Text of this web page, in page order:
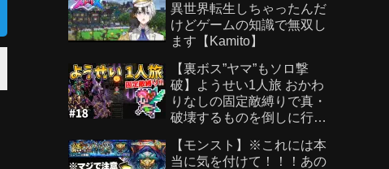
異世界転生しちゃったんだ
けどゲームの知識で無双し
ます【Kamito】
【裏ボス”ヤマ”もソロ撃
破】ようせい1人旅 おかわ
りなしの固定敵縛りで真・
破壊するものを倒しに行く
ー】
【モンスト】※これには本
当に気を付けて！！！あの